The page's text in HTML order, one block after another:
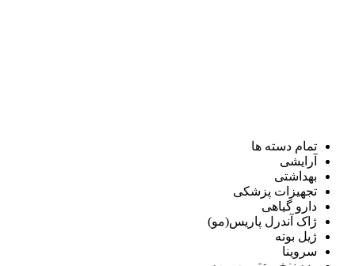
تمام دسته ها
آرایشی
بهداشتی
تجهیزات پزشکی
دارو گیاهی
ژاک آندرل پاریس(مو)
ژیل بوته
سروینا